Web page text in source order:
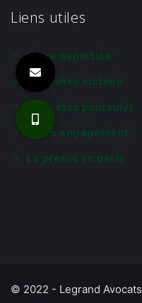
Liens utiles
Notre expertise
Vous êtes victime
Vous êtes poursuivi
Notre engagement
La presse en parle
© 2022 - Legrand Avocats